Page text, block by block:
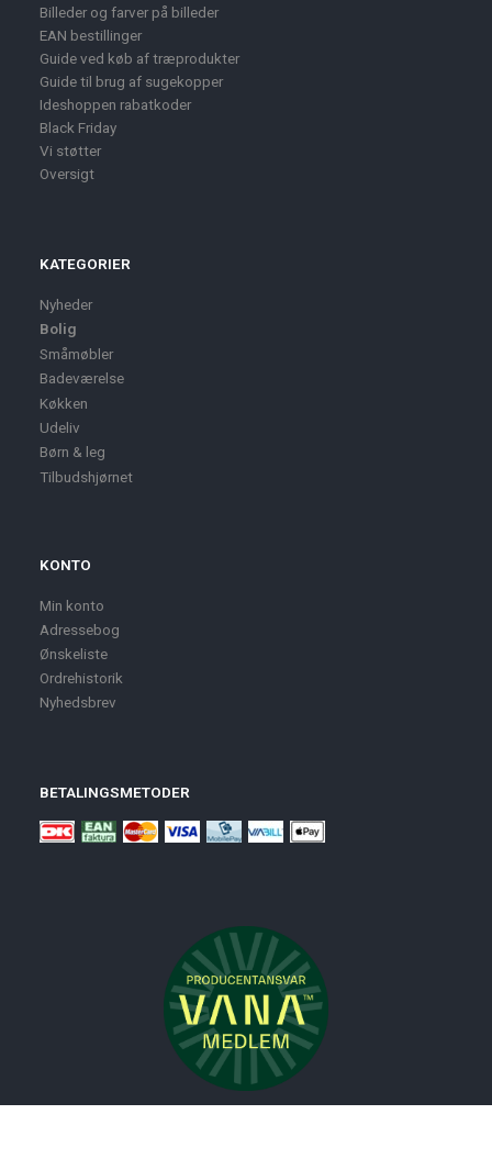
Billeder og farver på billeder
EAN bestillinger
Guide ved køb af træprodukter
Guide til brug af sugekopper
Ideshoppen rabatkoder
Black Friday
Vi støtter
Oversigt
KATEGORIER
Nyheder
Bolig
Småmøbler
Badeværelse
Køkken
Udeliv
Børn & leg
Tilbudshjørnet
KONTO
Min konto
Adressebog
Ønskeliste
Ordrehistorik
Nyhedsbrev
BETALINGSMETODER